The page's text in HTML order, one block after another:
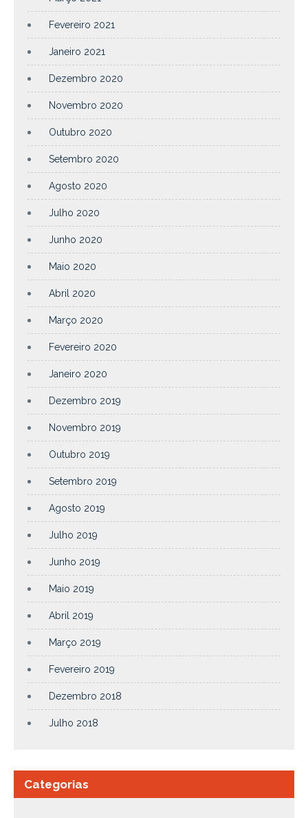
Fevereiro 2021
Janeiro 2021
Dezembro 2020
Novembro 2020
Outubro 2020
Setembro 2020
Agosto 2020
Julho 2020
Junho 2020
Maio 2020
Abril 2020
Março 2020
Fevereiro 2020
Janeiro 2020
Dezembro 2019
Novembro 2019
Outubro 2019
Setembro 2019
Agosto 2019
Julho 2019
Junho 2019
Maio 2019
Abril 2019
Março 2019
Fevereiro 2019
Dezembro 2018
Julho 2018
Categorias